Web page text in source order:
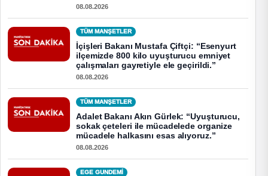
08.08.2026
TÜM MANŞETLER
İçişleri Bakanı Mustafa Çiftçi: “Esenyurt
ilçemizde 800 kilo uyuşturucu emniyet
çalışmaları gayretiyle ele geçirildi.”
08.08.2026
TÜM MANŞETLER
Adalet Bakanı Akın Gürlek: “Uyuşturucu,
sokak çeteleri ile mücadelede organize
mücadele halkasını esas alıyoruz.”
08.08.2026
EGE GUNDEMİ